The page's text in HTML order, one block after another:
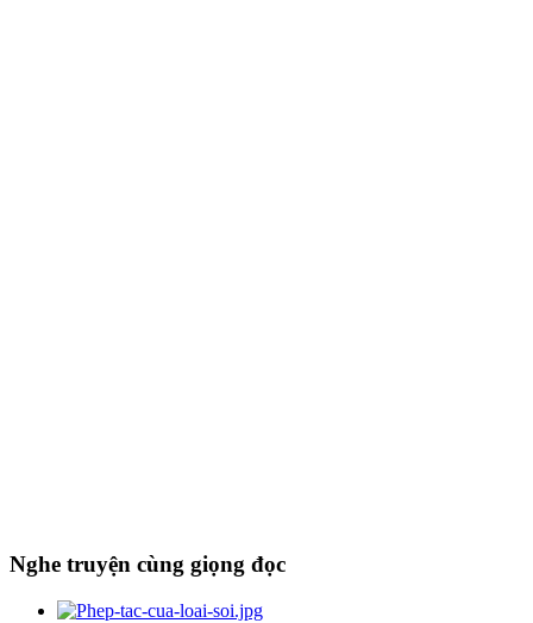
Nghe truyện cùng giọng đọc